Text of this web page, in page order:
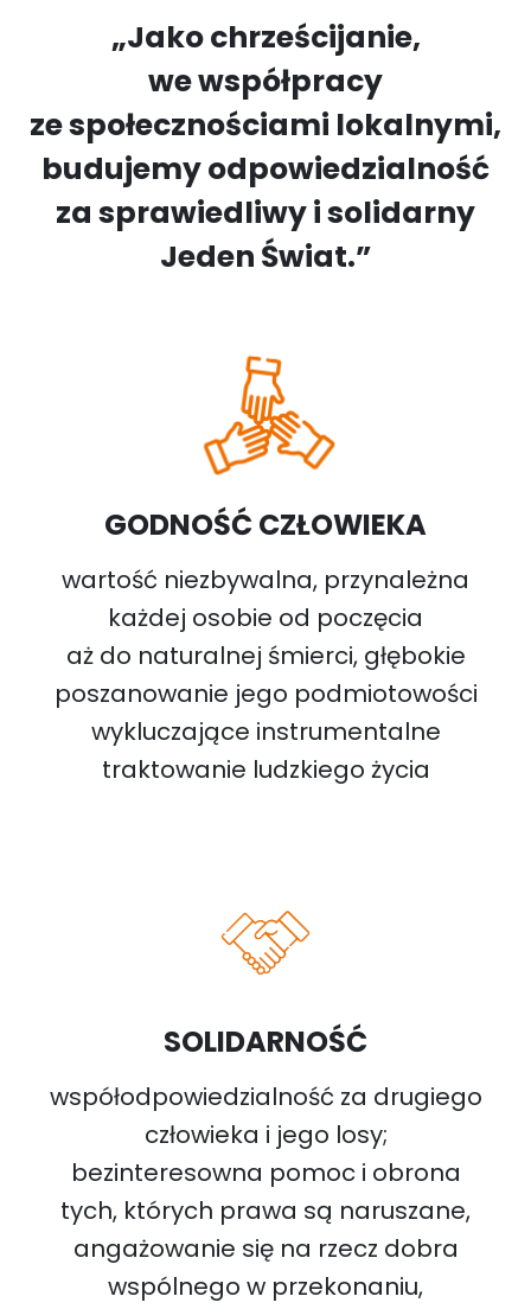
„Jako chrześcijanie,
we współpracy
ze społecznościami lokalnymi,
budujemy odpowiedzialność
za sprawiedliwy i solidarny
Jeden Świat.”
GODNOŚĆ CZŁOWIEKA
wartość niezbywalna, przynależna
każdej osobie od poczęcia
aż do naturalnej śmierci, głębokie
poszanowanie jego podmiotowości
wykluczające instrumentalne
traktowanie ludzkiego życia
SOLIDARNOŚĆ
współodpowiedzialność za drugiego
człowieka i jego losy;
bezinteresowna pomoc i obrona
tych, których prawa są naruszane,
angażowanie się na rzecz dobra
wspólnego w przekonaniu,